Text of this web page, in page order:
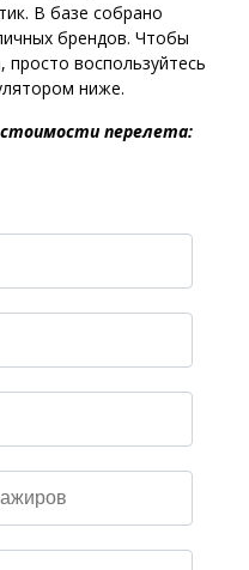
В базе собрано
брендов. Чтобы
просто воспользуйтесь
ниже.
перелета: